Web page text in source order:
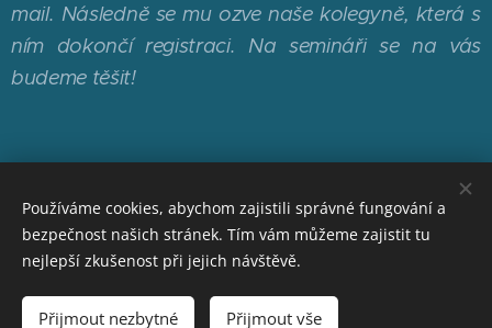
mail. Následně se mu ozve naše kolegyně, která s
ním dokončí registraci. Na semináři se na vás
budeme těšit!
Jméno
Používáme cookies, abychom zajistili správné fungování a
bezpečnost našich stránek. Tím vám můžeme zajistit tu
nejlepší zkušenost při jejich návštěvě.
Přijmout nezbytné Přijmout vše